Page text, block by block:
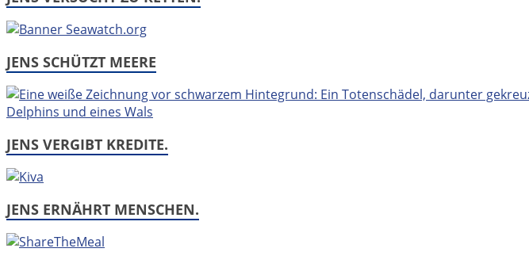
JENS SCHÜTZT MEERE
JENS VERGIBT KREDITE.
JENS ERNÄHRT MENSCHEN.